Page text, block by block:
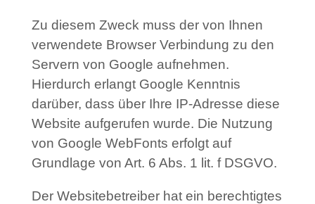
Zu diesem Zweck muss der von Ihnen
verwendete Browser Verbindung zu den
Servern von Google aufnehmen.
Hierdurch erlangt Google Kenntnis
darüber, dass über Ihre IP-Adresse diese
Website aufgerufen wurde. Die Nutzung
von Google WebFonts erfolgt auf
Grundlage von Art. 6 Abs. 1 lit. f DSGVO.
Der Websitebetreiber hat ein berechtigtes